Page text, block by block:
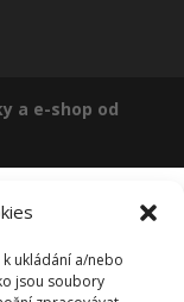
ukládání a/nebo
jsou soubory
a e-shop od